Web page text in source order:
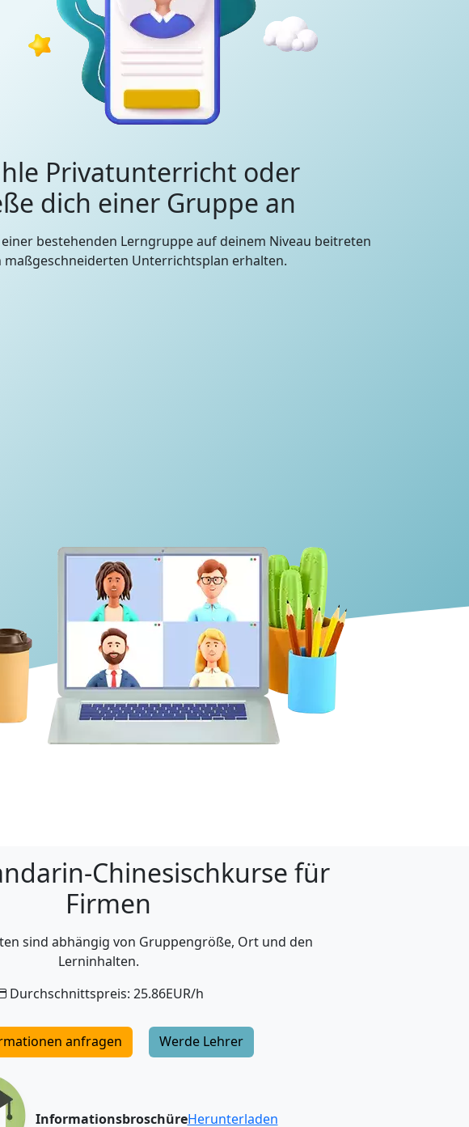
Privatunterricht oder
dich einer Gruppe an
bestehenden Lerngruppe auf deinem Niveau beitreten
maßgeschneiderten Unterrichtsplan erhalten.
Chinesischkurse für
Firmen
sind abhängig von Gruppengröße, Ort und den
Lerninhalten.
Durchschnittspreis: 25.86EUR/h
anfragen Werde Lehrer
InformationsbroschüreHerunterladen